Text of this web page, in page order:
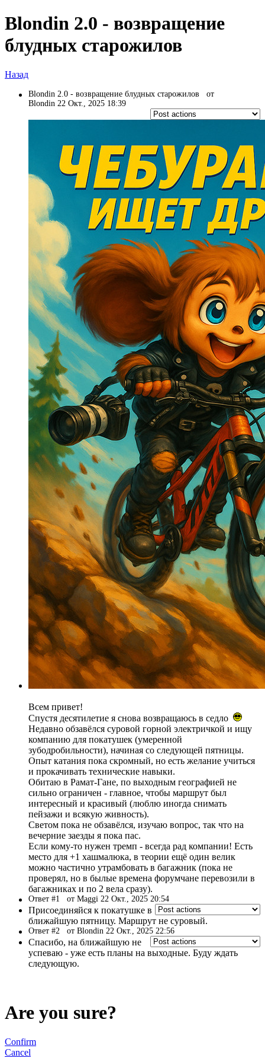
Blondin 2.0 - возвращение
блудных старожилов
Назад
Blondin 2.0 - возвращение блудных старожилов от
Blondin 22 Окт., 2025 18:39
Всем привет!
Спустя десятилетие я снова возвращаюсь в седло
Недавно обзавёлся суровой горной электричкой и ищу
компанию для покатушек (умеренной
зубодробильности), начиная со следующей пятницы.
Опыт катания пока скромный, но есть желание учиться
и прокачивать технические навыки.
Обитаю в Рамат-Гане, по выходным географией не
сильно ограничен - главное, чтобы маршрут был
интересный и красивый (люблю иногда снимать
пейзажи и всякую живность).
Светом пока не обзавёлся, изучаю вопрос, так что на
вечерние заезды я пока пас.
Если кому-то нужен тремп - всегда рад компании! Есть
место для +1 хашмалюка, в теории ещё один велик
можно частично утрамбовать в багажник (пока не
проверял, но в былые времена форумчане перевозили в
багажниках и по 2 вела сразу).
Ответ #1 от Maggi 22 Окт., 2025 20:54
Присоединяйся к покатушке в
ближайшую пятницу. Маршрут не суровый.
Ответ #2 от Blondin 22 Окт., 2025 22:56
Спасибо, на ближайшую не
успеваю - уже есть планы на выходные. Буду ждать
следующую.
Are you sure?
Confirm
Cancel